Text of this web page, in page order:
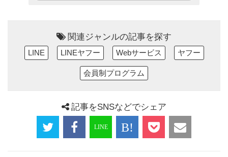
関連ジャンルの記事を探す
LINE LINEヤフー Webサービス ヤフー
会員制プログラム
記事をSNSなどでシェア